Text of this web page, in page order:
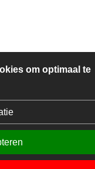
om optimaal te